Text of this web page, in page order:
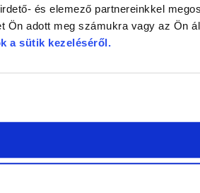
és elemező partnereinkkel
Ön adott meg számukra vagy az Ön
a sütik kezeléséről.